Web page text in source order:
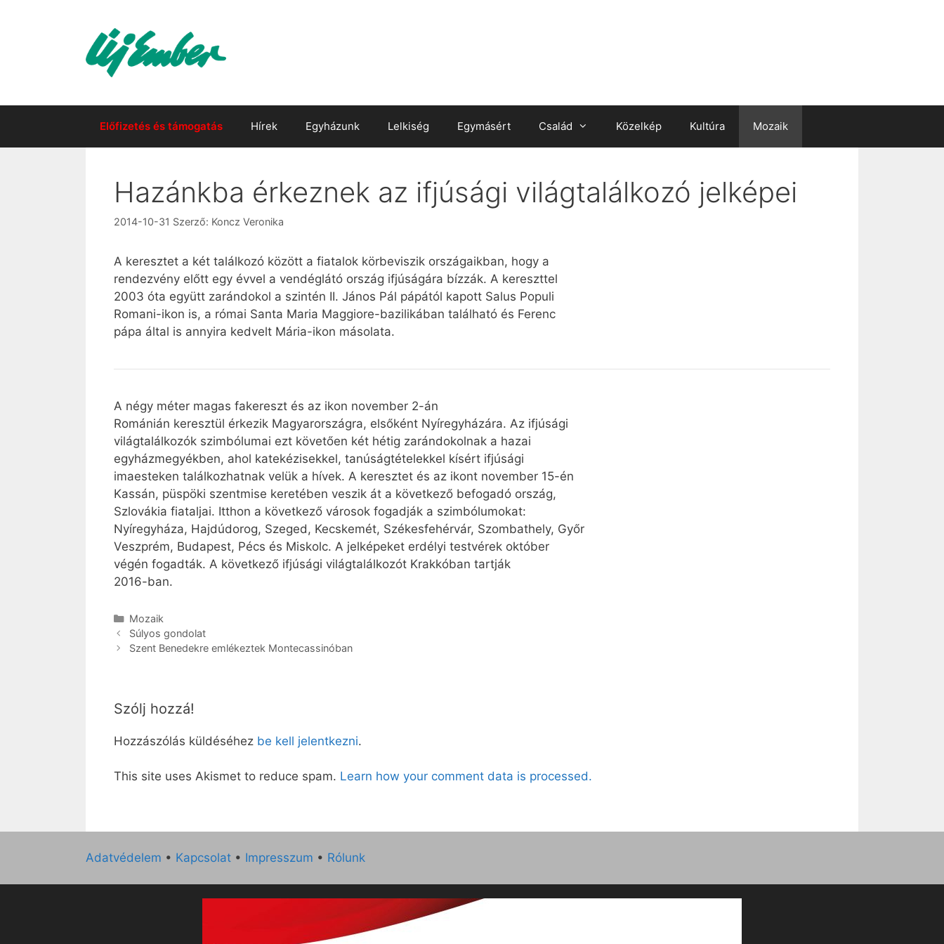
Előfizetés és támogatás Hírek Egyházunk Lelkiség Egymásért Család Közelkép Kultúra Mozaik
Hazánkba érkeznek az ifjúsági világtalálkozó jelképei
2014-10-31 Szerző: Koncz Veronika
A keresztet a két találkozó között a fiatalok körbeviszik országaikban, hogy a
rendezvény előtt egy évvel a vendéglátó ország ifjúságára bízzák. A kereszttel
2003 óta együtt zarándokol a szintén II. János Pál pápától kapott Salus Populi
Romani-ikon is, a római Santa Maria Maggiore-bazilikában található és Ferenc
pápa által is annyira kedvelt Mária-ikon másolata.
A négy méter magas fakereszt és az ikon november 2-án
Románián keresztül érkezik Magyarországra, elsőként Nyíregyházára. Az ifjúsági
világtalálkozók szimbólumai ezt követően két hétig zarándokolnak a hazai
egyházmegyékben, ahol katekézisekkel, tanúságtételekkel kísért ifjúsági
imaesteken találkozhatnak velük a hívek. A keresztet és az ikont november 15-én
Kassán, püspöki szentmise keretében veszik át a következő befogadó ország,
Szlovákia fiataljai. Itthon a következő városok fogadják a szimbólumokat:
Nyíregyháza, Hajdúdorog, Szeged, Kecskemét, Székesfehérvár, Szombathely, Győr
Veszprém, Budapest, Pécs és Miskolc. A jelképeket erdélyi testvérek október
végén fogadták. A következő ifjúsági világtalálkozót Krakkóban tartják
2016-ban.
Kategória
Mozaik
Súlyos gondolat
Szent Benedekre emlékeztek Montecassinóban
Szólj hozzá!
Hozzászólás küldéséhez be kell jelentkezni.
This site uses Akismet to reduce spam. Learn how your comment data is processed.
Adatvédelem • Kapcsolat • Impresszum • Rólunk